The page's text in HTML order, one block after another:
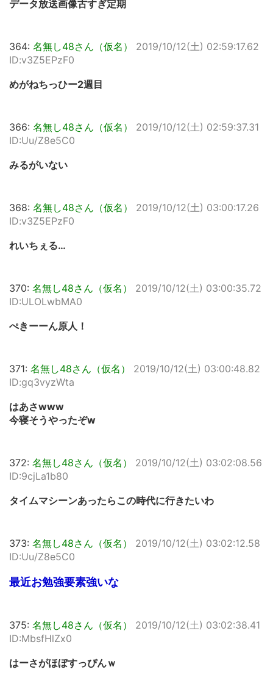
データ放送画像古すぎ定期
364: 名無し48さん（仮名）
2019/10/12(土) 02:59:17.62
ID:v3Z5EPzF0
めがねちっひー2週目
366: 名無し48さん（仮名）
2019/10/12(土) 02:59:37.31
ID:Uu/Z8e5C0
みるがいない
368: 名無し48さん（仮名）
2019/10/12(土) 03:00:17.26
ID:v3Z5EPzF0
れいちぇる…
370: 名無し48さん（仮名）
2019/10/12(土) 03:00:35.72
ID:ULOLwbMA0
ぺきーーん原人！
371: 名無し48さん（仮名）
2019/10/12(土) 03:00:48.82
ID:gq3vyzWta
はあさwww
今寝そうやったぞw
372: 名無し48さん（仮名）
2019/10/12(土) 03:02:08.56
ID:9cjLa1b80
タイムマシーンあったらこの時代に行きたいわ
373: 名無し48さん（仮名）
2019/10/12(土) 03:02:12.58
ID:Uu/Z8e5C0
最近お勉強要素強いな
375: 名無し48さん（仮名）
2019/10/12(土) 03:02:38.41
ID:MbsfHlZx0
はーさがほぼすっぴんｗ